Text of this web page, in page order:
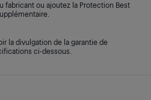
fabricant ou ajoutez la Protection Best
la divulgation de la garantie de
ci-dessous.